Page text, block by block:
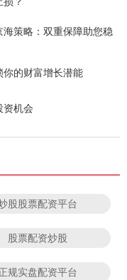
策略：双重保障助您稳
的财富增长潜能
资机会
股股票配资平台
股票配资炒股
规实盘配资平台